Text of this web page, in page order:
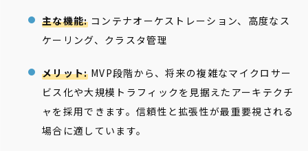
主な機能:コンテナオーケストレーション、高度なス
ケーリング、クラスタ管理
メリット:MVP段階から、将来の複雑なマイクロサー
ビス化や大規模トラフィックを見据えたアーキテクチ
ャを採用できます。信頼性と拡張性が最重要視される
場合に適しています。